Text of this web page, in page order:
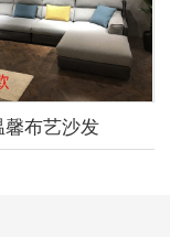
馨布艺沙发